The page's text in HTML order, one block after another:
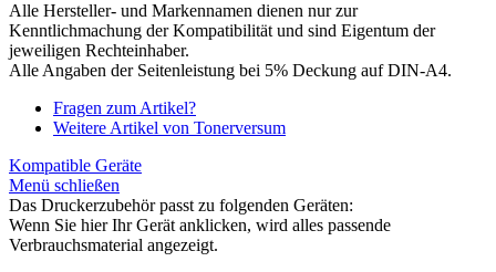
Alle Hersteller- und Markennamen dienen nur zur
Kenntlichmachung der Kompatibilität und sind Eigentum der
jeweiligen Rechteinhaber.
Alle Angaben der Seitenleistung bei 5% Deckung auf DIN-A4.
Fragen zum Artikel?
Weitere Artikel von Tonerversum
Kompatible Geräte
Menü schließen
Das Druckerzubehör passt zu folgenden Geräten:
Wenn Sie hier Ihr Gerät anklicken, wird alles passende
Verbrauchsmaterial angezeigt.